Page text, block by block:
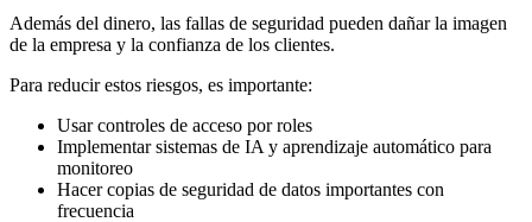
Además del dinero, las fallas de seguridad pueden dañar la imagen
de la empresa y la confianza de los clientes.
Para reducir estos riesgos, es importante:
Usar controles de acceso por roles
Implementar sistemas de IA y aprendizaje automático para
monitoreo
Hacer copias de seguridad de datos importantes con
frecuencia